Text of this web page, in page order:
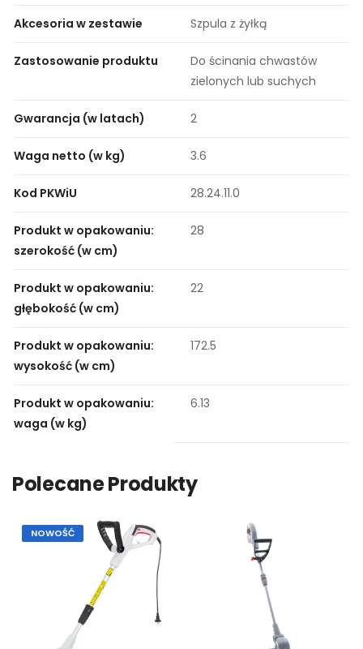
Akcesoria w zestawie Szpula z żyłką
Zastosowanie produktu
Do ścinania chwastów
zielonych lub suchych
Gwarancja (w latach) 2
Waga netto (w kg) 3.6
Kod PKWiU 28.24.11.0
Produkt w opakowaniu:
szerokość (w cm)
28
Produkt w opakowaniu:
głębokość (w cm)
22
Produkt w opakowaniu:
wysokość (w cm)
172.5
Produkt w opakowaniu:
waga (w kg)
6.13
Polecane Produkty
NOWOŚĆ